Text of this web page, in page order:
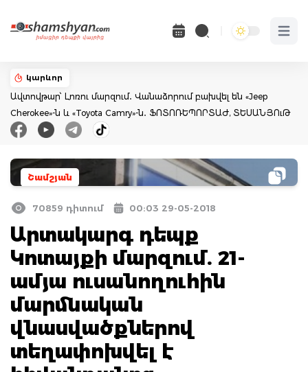
Open
կարևոր
Ավտովթար՝ Լոռու մարզում․ Վանաձորում բախվել են «Jeep
Cherokee»-ն և «Toyota Camry»-ն․ ՖՈՏՈՌԵՊՈՐՏԱԺ, ՏԵՍԱՆՅՈւԹ
Շամշյան
70859 դիտում 00:03 29-05-2018
Արտակարգ դեպք
Կոտայքի մարզում. 21-
ամյա ուսանողուհին
մարմնական
վնասվածքներով
տեղափոխվել է